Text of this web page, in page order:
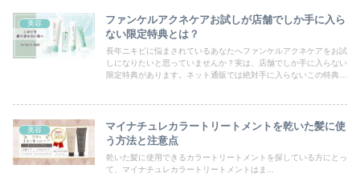
美容
ファンケルアクネケアお試しが店舗でしか手に入ら
ない限定特典とは？
長年ニキビに悩まされているあなたへファンケルアクネケアをお試
しになりたいと思っていませんか？実は、店舗でしか手に入らない
限定特典があります。ネット通販では絶対手に入らないこの特典
美容
マイナチュレカラートリートメントを乾いた髪に使
う方法と注意点
乾いた髪に使用できるカラートリートメントを探している方にとっ
て、マイナチュレカラートリートメントはま...